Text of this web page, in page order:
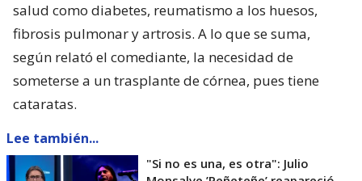
salud como diabetes, reumatismo a los huesos,
fibrosis pulmonar y artrosis. A lo que se suma,
según relató el comediante, la necesidad de
someterse a un trasplante de córnea, pues tiene
cataratas.
Lee también...
"Si no es una, es otra": Julio